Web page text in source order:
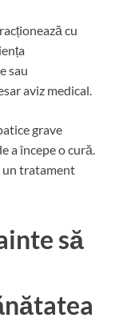
cu
sau
aviz medical.
grave
a începe o cură.
un tratament
să